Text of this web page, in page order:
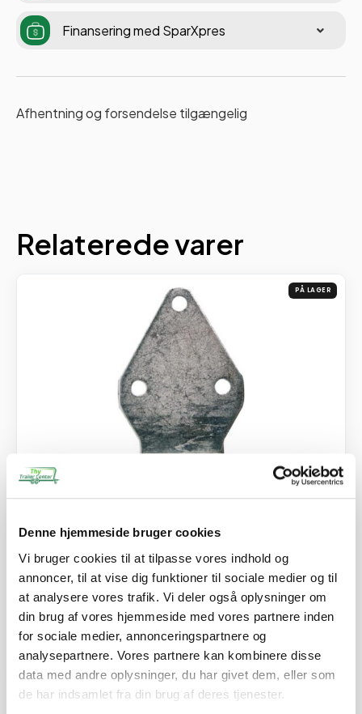
Denne hjemmeside bruger cookies
Vi bruger cookies til at tilpasse vores indhold og
annoncer, til at vise dig funktioner til sociale medier og til
at analysere vores trafik. Vi deler også oplysninger om
din brug af vores hjemmeside med vores partnere inden
for sociale medier, annonceringspartnere og
analysepartnere. Vores partnere kan kombinere disse
data med andre oplysninger, du har givet dem, eller som
de har indsamlet fra din brug af deres tjenester.
Finansering med SparXpres
Afhentning og forsendelse tilgængelig
Relaterede varer
PÅ LAGER
Hængsel m/øje
71,00
Afhentning og forsendelse
Se detaljer